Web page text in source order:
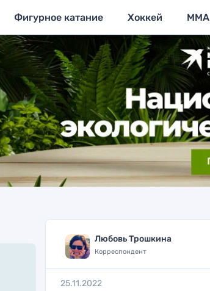
Фигурное катание Хоккей MMA
Любовь Трошкина
Корреспондент
25.11.2022